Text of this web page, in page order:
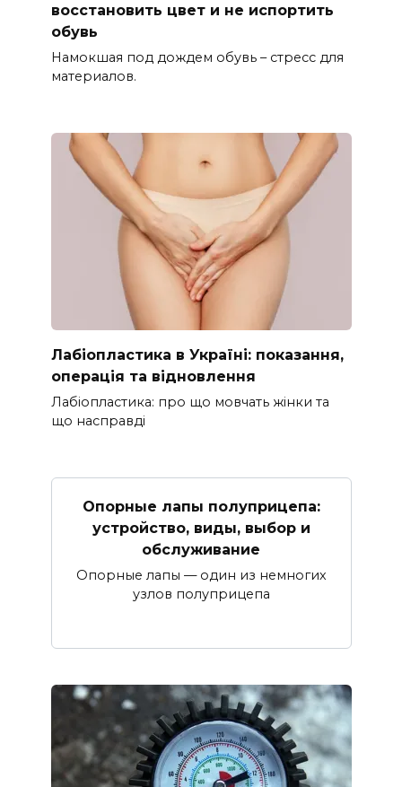
восстановить цвет и не испортить
обувь
Намокшая под дождем обувь – стресс для
материалов.
Лабіопластика в Україні: показання,
операція та відновлення
Лабіопластика: про що мовчать жінки та
що насправді
Опорные лапы полуприцепа:
устройство, виды, выбор и
обслуживание
Опорные лапы — один из немногих
узлов полуприцепа